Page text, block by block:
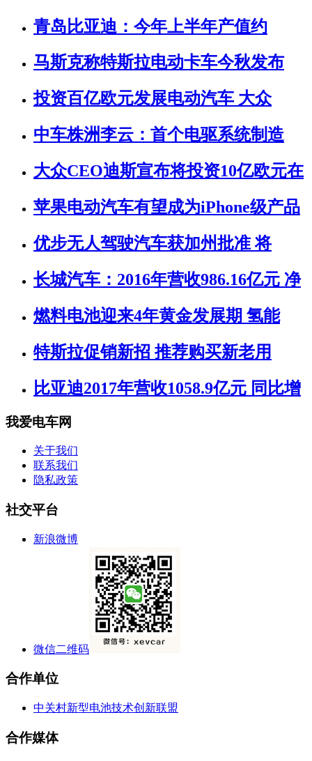
青岛比亚迪：今年上半年产值约
马斯克称特斯拉电动卡车今秋发布
投资百亿欧元发展电动汽车 大众
中车株洲李云：首个电驱系统制造
大众CEO迪斯宣布将投资10亿欧元在
苹果电动汽车有望成为iPhone级产品
优步无人驾驶汽车获加州批准 将
长城汽车：2016年营收986.16亿元 净
燃料电池迎来4年黄金发展期 氢能
特斯拉促销新招 推荐购买新老用
比亚迪2017年营收1058.9亿元 同比增
我爱电车网
关于我们
联系我们
隐私政策
社交平台
新浪微博
微信二维码
合作单位
中关村新型电池技术创新联盟
合作媒体